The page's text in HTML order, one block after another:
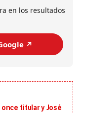
en los resultados
↗️
once titular y José